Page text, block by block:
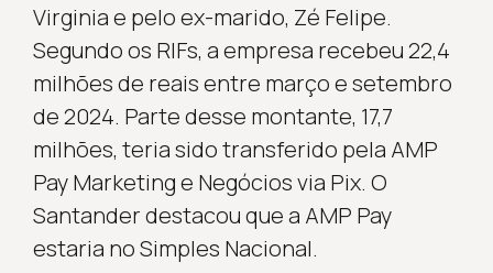
Virginia e pelo ex-marido, Zé Felipe.
Segundo os RIFs, a empresa recebeu 22,4
milhões de reais entre março e setembro
de 2024. Parte desse montante, 17,7
milhões, teria sido transferido pela AMP
Pay Marketing e Negócios via Pix. O
Santander destacou que a AMP Pay
estaria no Simples Nacional.